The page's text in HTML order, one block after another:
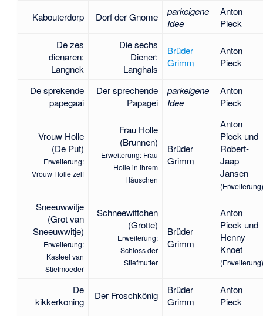
Kabouterdorp Dorf der Gnome
parkeigene
Idee
Anton
Pieck
De zes
dienaren:
Langnek
Die sechs
Diener:
Langhals
Brüder
Grimm
Anton
Pieck
De sprekende
papegaai
Der sprechende
Papagei
parkeigene
Idee
Anton
Pieck
Vrouw Holle
(De Put)
Erweiterung:
Vrouw Holle zelf
Frau Holle
(Brunnen)
Erweiterung: Frau
Holle in ihrem
Häuschen
Brüder
Grimm
Anton
Pieck und
Robert-
Jaap
Jansen
(Erweiterung)
Sneeuwwitje
(Grot van
Sneeuwwitje)
Erweiterung:
Kasteel van
Stiefmoeder
Schneewittchen
(Grotte)
Erweiterung:
Schloss der
Stiefmutter
Brüder
Grimm
Anton
Pieck und
Henny
Knoet
(Erweiterung)
De
kikkerkoning
Der Froschkönig
Brüder
Grimm
Anton
Pieck